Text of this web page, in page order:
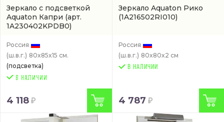
Зеркало с подсветкой
Aquaton Капри (арт.
1A230402KPDB0)
Россия
(ш.в.г.) 80x85x15 см.
(подсветка)
4 118
Зеркало Aquaton Рико
(1A216502RI010)
Россия
(ш.в.г.) 80x80x2 см
В НАЛИЧИИ
4 787